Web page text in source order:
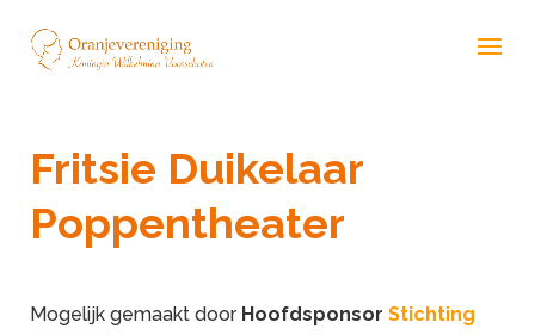
Fritsie Duikelaar
Poppentheater
Mogelijk gemaakt door Hoofdsponsor Stichting